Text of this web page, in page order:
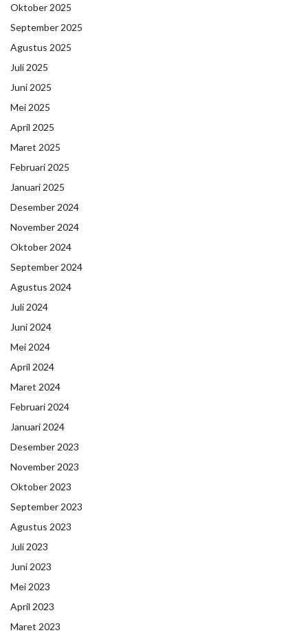
Oktober 2025
September 2025
Agustus 2025
Juli 2025
Juni 2025
Mei 2025
April 2025
Maret 2025
Februari 2025
Januari 2025
Desember 2024
November 2024
Oktober 2024
September 2024
Agustus 2024
Juli 2024
Juni 2024
Mei 2024
April 2024
Maret 2024
Februari 2024
Januari 2024
Desember 2023
November 2023
Oktober 2023
September 2023
Agustus 2023
Juli 2023
Juni 2023
Mei 2023
April 2023
Maret 2023